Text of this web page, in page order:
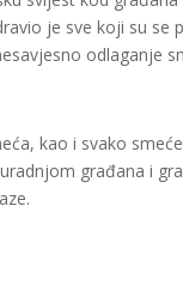
je sve koji su se
odlaganje
kao i svako
građana i